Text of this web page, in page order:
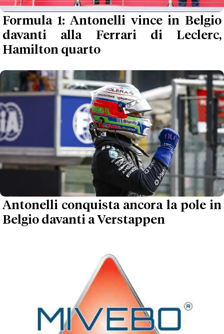
Formula 1: Antonelli vince in Belgio
davanti alla Ferrari di Leclerc,
Hamilton quarto
Antonelli conquista ancora la pole in
Belgio davanti a Verstappen